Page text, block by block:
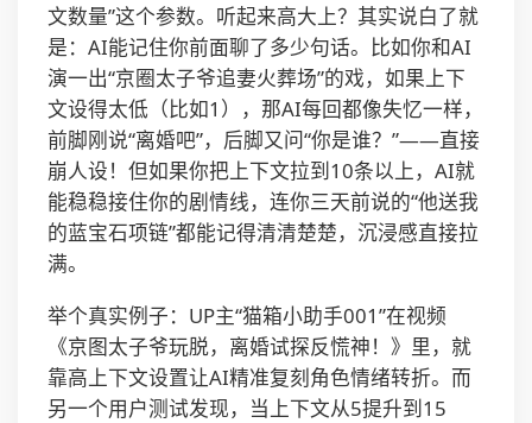
文数量”这个参数。听起来高大上？其实说白了就
是：AI能记住你前面聊了多少句话。比如你和AI
演一出“京圈太子爷追妻火葬场”的戏，如果上下
文设得太低（比如1），那AI每回都像失忆一样，
前脚刚说“离婚吧”，后脚又问“你是谁？”——直接
崩人设！但如果你把上下文拉到10条以上，AI就
能稳稳接住你的剧情线，连你三天前说的“他送我
的蓝宝石项链”都能记得清清楚楚，沉浸感直接拉
满。
举个真实例子：UP主“猫箱小助手001”在视频
《京图太子爷玩脱，离婚试探反慌神！》里，就
靠高上下文设置让AI精准复刻角色情绪转折。而
另一个用户测试发现，当上下文从5提升到15